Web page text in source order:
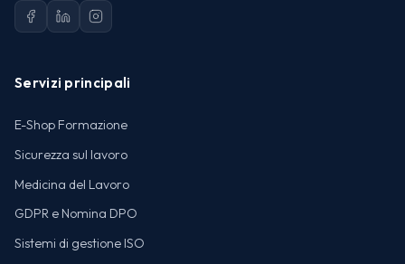
Servizi principali
E-Shop Formazione
Sicurezza sul lavoro
Medicina del Lavoro
GDPR e Nomina DPO
Sistemi di gestione ISO